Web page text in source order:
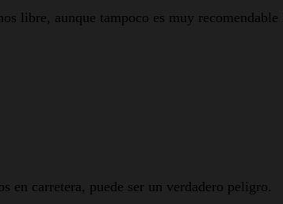
libre, aunque tampoco es muy recomendable
en carretera, puede ser un verdadero peligro.